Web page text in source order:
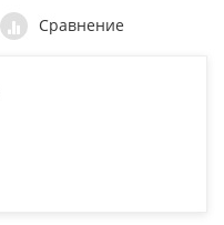
Сравнение